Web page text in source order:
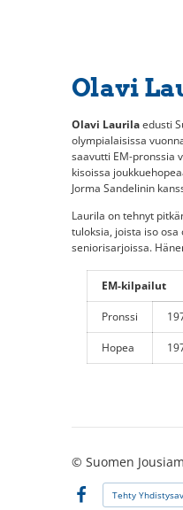
Olavi
Olavi Laurilaedusti
olympialaisissa
saavutti EM-pronssia
kisoissa
Jorma Sandelinin
Laurila on tehnyt
tuloksia, joista iso
seniorisarjoissa.
EM-kilpailut
Pronssi
Hopea
© Suomen
Tehty